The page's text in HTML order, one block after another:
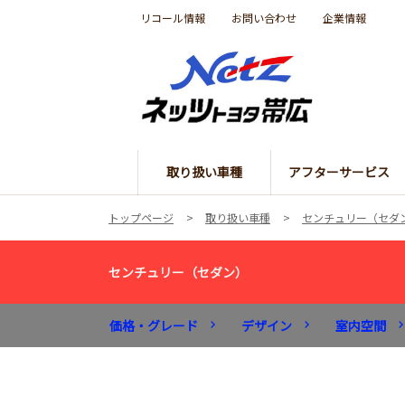
取り扱い車種 アフターサービス
リコール情報 お問い合わせ 企業情報
トップページ 取り扱い車種 センチュリー（セダ
センチュリー（セダン）
価格・グレード デザイン 室内空間